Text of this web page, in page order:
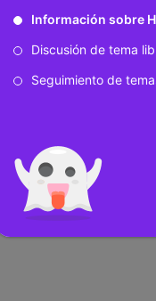
Información sobre
Discusión de tema
Seguimiento de
over theweekend
setting aside more
described the initiative
play” but a way to